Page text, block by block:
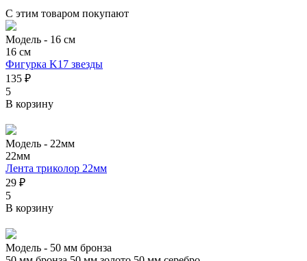
С этим товаром покупают
Модель - 16 см
16 см
Фигурка K17 звезды
135 ₽
5
В корзину
Модель - 22мм
22мм
Лента триколор 22мм
29 ₽
5
В корзину
Модель - 50 мм бронза